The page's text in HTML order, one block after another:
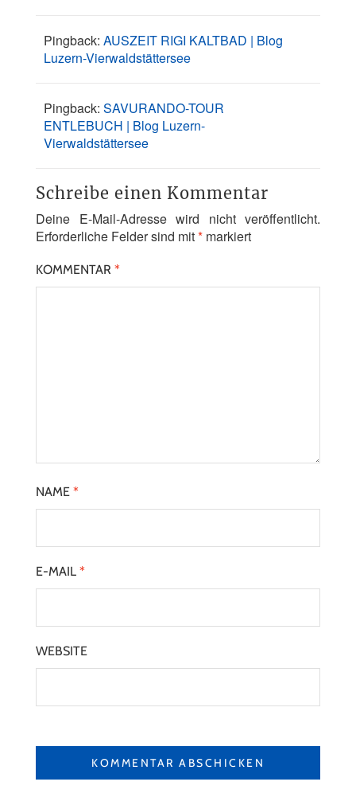
Pingback: AUSZEIT RIGI KALTBAD | Blog
Luzern-Vierwaldstättersee
Pingback: SAVURANDO-TOUR
ENTLEBUCH | Blog Luzern-
Vierwaldstättersee
Schreibe einen Kommentar
Deine E-Mail-Adresse wird nicht veröffentlicht.
Erforderliche Felder sind mit* markiert
KOMMENTAR *
NAME *
E-MAIL *
WEBSITE